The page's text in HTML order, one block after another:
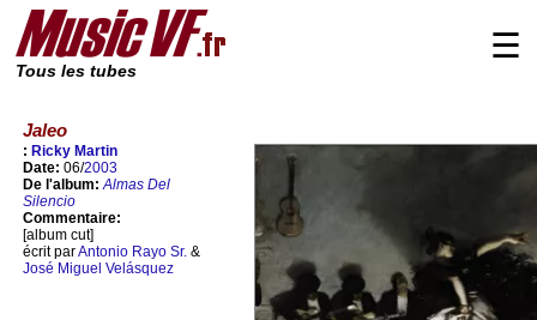
Tous les tubes
☰
Jaleo
: Ricky Martin
Date: 06/2003
De l'album:Almas Del
Silencio
Commentaire:
[album cut]
écrit parAntonio Rayo Sr. &
José Miguel Velásquez